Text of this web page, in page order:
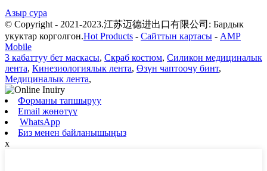
Азыр сура
© Copyright - 2021-2023.江苏迈德进出口有限公司: Бардык
укуктар корголгон.Hot Products - Сайттын картасы - AMP
Mobile
3 кабаттуу бет маскасы, Скраб костюм, Силикон медициналык
лента, Кинезиологиялык лента, Өзүн чаптоочу бинт,
Медициналык лента,
Форманы тапшыруу
Email жөнөтүү
WhatsApp
Биз менен байланышыңыз
x